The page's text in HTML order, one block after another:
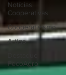
Notícias
Cooperativas
Cooperativismo
Artigo
FecoAgro